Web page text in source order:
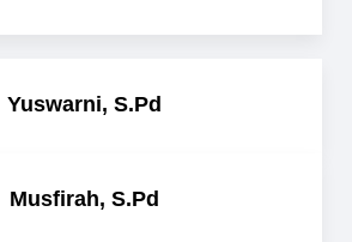
Yuswarni, S.Pd
Musfirah, S.Pd